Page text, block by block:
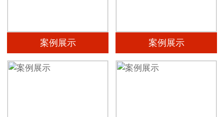
案例展示 案例展示